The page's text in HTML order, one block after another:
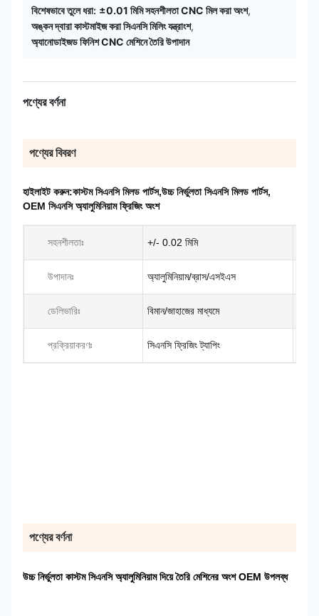
বিশেষভাবে তুলে ধরা: ±0.01 মিমি সহনশীলতা CNC মিল করা অংশ,
অঙ্কন দ্বারা কাস্টমাইজ করা সিএনসি মিলিং যন্ত্রাংশ,
অ্যানোডাইজড ফিনিশ CNC মেশিনে তৈরি উপাদান
পণ্যের বর্ণনা
পণ্যের বিবরণ
হাইলাইট করুন:কাস্টম সিএনসি মিলড পার্টস,উচ্চ নির্ভুলতা সিএনসি মিলড পার্টস,
OEM সিএনসি অ্যালুমিনিয়াম ফ্রিজিং অংশ
সহনশীলতাঃ +/- 0.02 মিমি
উপাদানঃ অ্যালুমিনিয়াম/ব্রাস/এসইএস
ডেলিভারিঃ বিমান/জাহাজের মাধ্যমে
প্রক্রিয়াকরণঃ সিএনসি ফ্রিজিং ট্যাপিং
পণ্যের বর্ণনা
উচ্চ নির্ভুলতা কাস্টম সিএনসি অ্যালুমিনিয়াম দিয়ে তৈরি মেশিনের অংশ OEM উপলব্ধ